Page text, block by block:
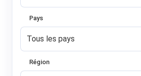
Pays
Région